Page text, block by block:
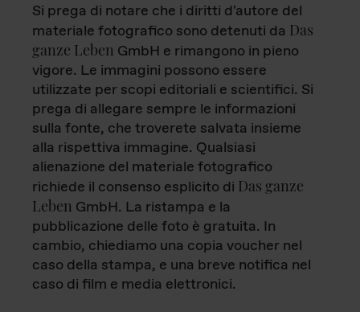
Si prega di notare che i diritti d'autore del
materiale fotografico sono detenuti da Das
ganze Leben GmbH e rimangono in pieno
vigore. Le immagini possono essere
utilizzate per scopi editoriali e scientifici. Si
prega di allegare sempre le informazioni
sulla fonte, che troverete salvata insieme
alla rispettiva immagine. Qualsiasi
alienazione del materiale fotografico
richiede il consenso esplicito di Das ganze
Leben GmbH. La ristampa e la
pubblicazione delle foto è gratuita. In
cambio, chiediamo una copia voucher nel
caso della stampa, e una breve notifica nel
caso di film e media elettronici.